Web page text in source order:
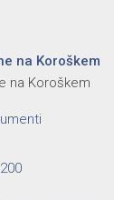
na Koroškem
na Koroškem